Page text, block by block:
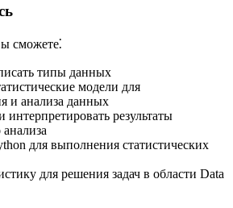
сможете⁚
типы данных
модели для
и анализа данных
интерпретировать результаты
анализа
для выполнения статистических
для решения задач в области Data